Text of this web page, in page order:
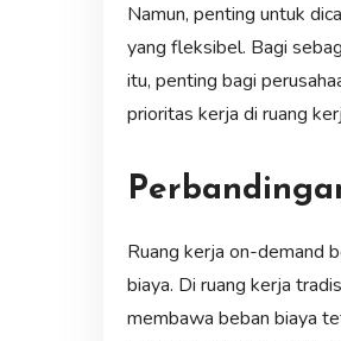
Namun, penting untuk
yang fleksibel. Bagi
itu, penting bagi
prioritas kerja di ruang
Ruang kerja on-demand
biaya. Di ruang kerja
membawa beban biaya